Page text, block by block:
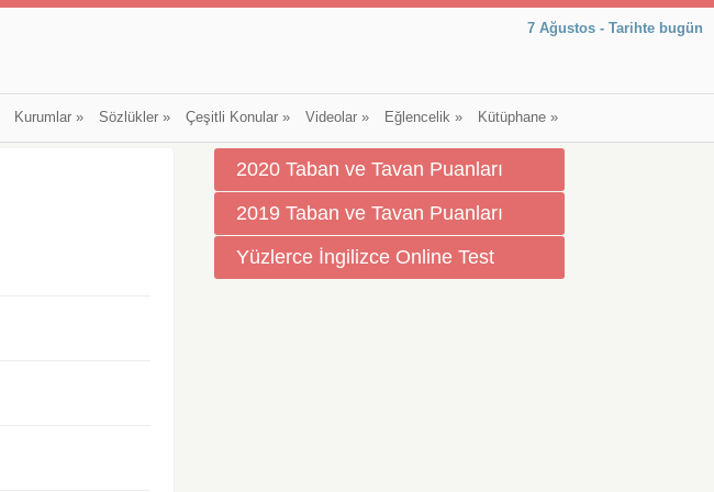
7 Ağustos - Tarihte bugün
Kurumlar» Sözlükler» Çeşitli Konular» Videolar» Eğlencelik» Kütüphane»
2020 Taban ve Tavan Puanları
2019 Taban ve Tavan Puanları
Yüzlerce İngilizce Online Test